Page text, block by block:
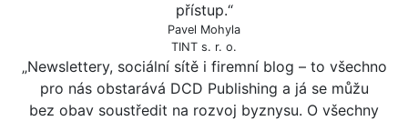
přístup.“
Pavel Mohyla
TINT s. r. o.
„Newslettery, sociální sítě i firemní blog – to všechno
pro nás obstarává DCD Publishing a já se můžu
bez obav soustředit na rozvoj byznysu. O všechny